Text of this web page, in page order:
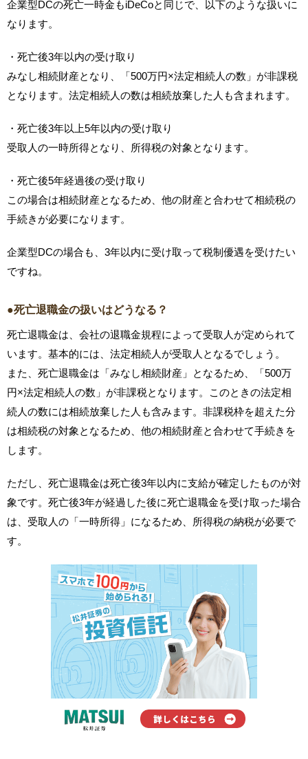
企業型DCの死亡一時金もiDeCoと同じで、以下のような扱いに
なります。
・死亡後3年以内の受け取り
みなし相続財産となり、「500万円×法定相続人の数」が非課税
となります。法定相続人の数は相続放棄した人も含まれます。
・死亡後3年以上5年以内の受け取り
受取人の一時所得となり、所得税の対象となります。
・死亡後5年経過後の受け取り
この場合は相続財産となるため、他の財産と合わせて相続税の
手続きが必要になります。
企業型DCの場合も、3年以内に受け取って税制優遇を受けたい
ですね。
●死亡退職金の扱いはどうなる？
死亡退職金は、会社の退職金規程によって受取人が定められて
います。基本的には、法定相続人が受取人となるでしょう。
また、死亡退職金は「みなし相続財産」となるため、「500万
円×法定相続人の数」が非課税となります。このときの法定相
続人の数には相続放棄した人も含みます。非課税枠を超えた分
は相続税の対象となるため、他の相続財産と合わせて手続きを
します。
ただし、死亡退職金は死亡後3年以内に支給が確定したものが対
象です。死亡後3年が経過した後に死亡退職金を受け取った場合
は、受取人の「一時所得」になるため、所得税の納税が必要で
す。